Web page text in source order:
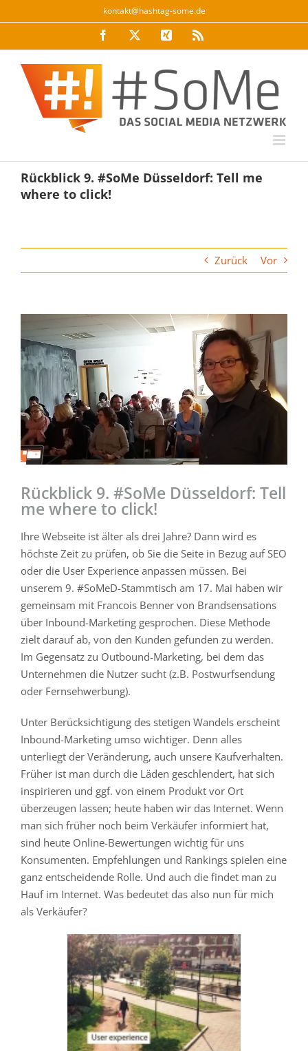
Inhalt
kontakt@hashtag-some.de
FacebookTwitterXing Rss
Rückblick 9. #SoMe Düsseldorf: Tell me
where to click!
Zurück Vor
grösseres
Bild
Rückblick 9. #SoMe Düsseldorf: Tell
me where to click!
Ihre Webseite ist älter als drei Jahre? Dann wird es
höchste Zeit zu prüfen, ob Sie die Seite in Bezug auf SEO
oder die User Experience anpassen müssen. Bei
unserem 9. #SoMeD-Stammtisch am 17. Mai haben wir
gemeinsam mit Francois Benner von Brandsensations
über Inbound-Marketing gesprochen. Diese Methode
zielt darauf ab, von den Kunden gefunden zu werden.
Im Gegensatz zu Outbound-Marketing, bei dem das
Unternehmen die Nutzer sucht (z.B. Postwurfsendung
oder Fernsehwerbung).
Unter Berücksichtigung des stetigen Wandels erscheint
Inbound-Marketing umso wichtiger. Denn alles
unterliegt der Veränderung, auch unsere Kaufverhalten.
Früher ist man durch die Läden geschlendert, hat sich
inspirieren und ggf. von einem Produkt vor Ort
überzeugen lassen; heute haben wir das Internet. Wenn
man sich früher noch beim Verkäufer informiert hat,
sind heute Online-Bewertungen wichtig für uns
Konsumenten. Empfehlungen und Rankings spielen eine
ganz entscheidende Rolle. Und auch die findet man zu
Hauf im Internet. Was bedeutet das also nun für mich
als Verkäufer?